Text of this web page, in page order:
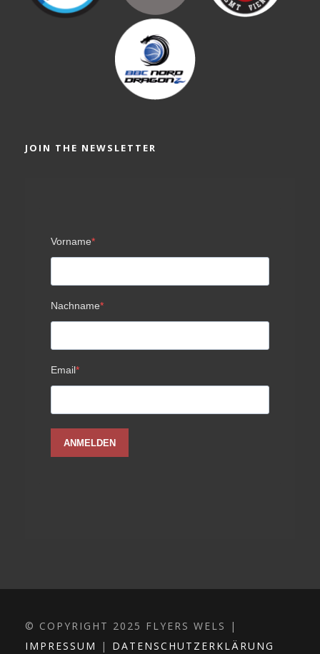
JOIN THE NEWSLETTER
© COPYRIGHT 2025 FLYERS WELS |
IMPRESSUM
| DATENSCHUTZERKLÄRUNG